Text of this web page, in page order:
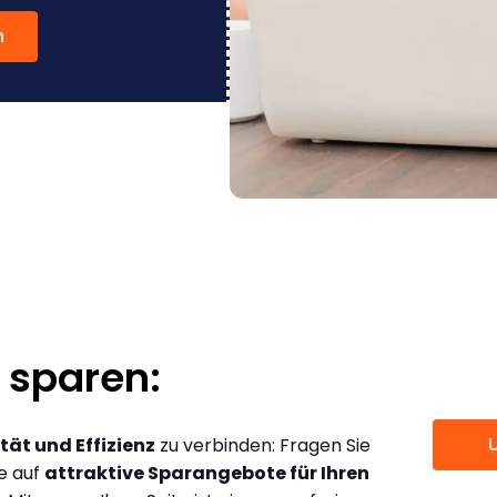
und Effizienz zu verbinden: Fragen Sie
auf attraktive Sparangebote für Ihren